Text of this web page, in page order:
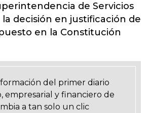
de Servicios
la decisión en justificación de
en la Constitución
del primer diario
empresarial y financiero de
a tan solo un clic